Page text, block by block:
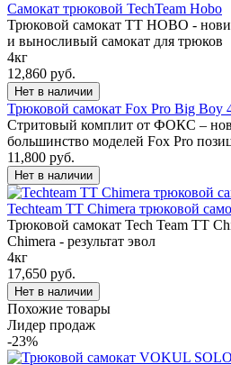
Самокат трюковой TechTeam Hobo
Трюковой самокат TT HOBO -
и выносливый самокат для трюков
4кг
12,860 руб.
Трюковой самокат Fox Pro Big Boy
Cтритовый комплит от ФОКС –
большинство моделей Fox Pro
11,800 руб.
Techteam TT Chimera трюковой
Трюковой самокат Tech Team TT
Chimera - результат эвол
4кг
17,650 руб.
Похожие товары
Лидер продаж
-23%